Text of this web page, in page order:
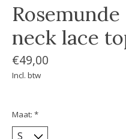
neck lace
€49,00
Incl. btw
Maat: *